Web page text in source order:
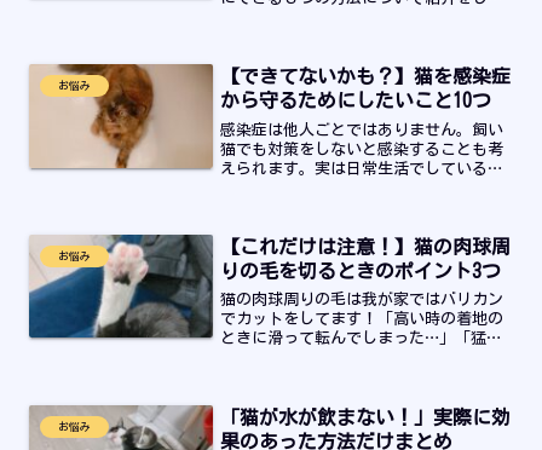
お悩み
【できてないかも？】猫を感染症
から守るためにしたいこと10つ
感染症は他人ごとではありません。飼い
猫でも対策をしないと感染することも考
えられます。実は日常生活でしている何
注意したい病気・感染症について情報を
まとめていきます！
お悩み
【これだけは注意！】猫の肉球周
りの毛を切るときのポイント3つ
猫の肉球周りの毛は我が家ではバリカン
でカットをしてます！「高い時の着地の
ときに滑って転んでしまった…」「猛ダ
ってくれる大切な猫のお手入れの一つで
す。
お悩み
「猫が水が飲まない！」実際に効
果のあった方法だけまとめ